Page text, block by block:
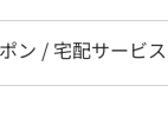
ン / 宅配サービ